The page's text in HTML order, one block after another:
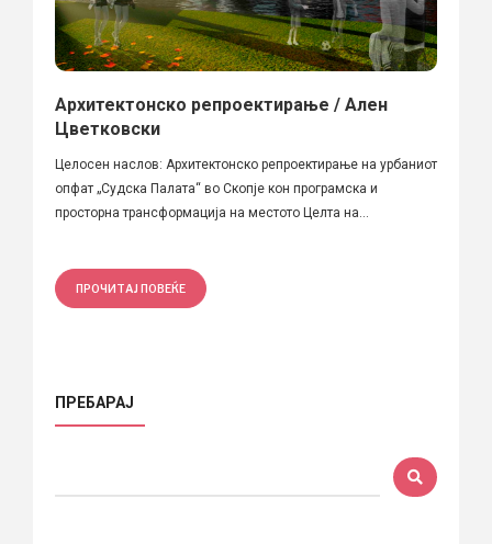
Архитектонско репроектирање / Ален
Цветковски
Целосен наслов: Архитектонско репроектирање на урбаниот
опфат „Судска Палата“ во Скопје кон програмска и
просторна трансформација на местото Целта на...
ПРОЧИТАЈ ПОВЕЌЕ
ПРЕБАРАЈ